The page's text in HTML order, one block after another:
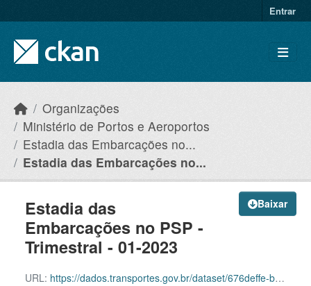
Entrar
Organizações
Ministério de Portos e Aeroportos
Estadia das Embarcações no...
Estadia das Embarcações no...
Baixar
Estadia das
Embarcações no PSP -
Trimestral - 01-2023
URL: https://dados.transportes.gov.br/dataset/676deffe-b42c-408d-9f93-e5f7df32578f/resource/43f054cd-b0c4-48ad-822f-12d75565c9de/download/estadia_embarcacoes_trimestral_01-2023.csv